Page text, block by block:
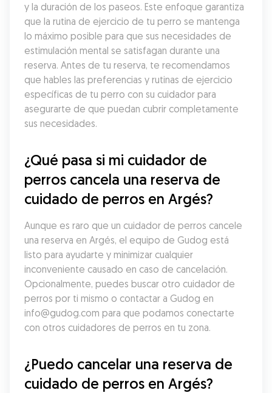
y la duración de los paseos. Este enfoque garantiza
que la rutina de ejercicio de tu perro se mantenga
lo máximo posible para que sus necesidades de
estimulación mental se satisfagan durante una
reserva. Antes de tu reserva, te recomendamos
que hables las preferencias y rutinas de ejercicio
específicas de tu perro con su cuidador para
asegurarte de que puedan cubrir completamente
sus necesidades.
¿Qué pasa si mi cuidador de
perros cancela una reserva de
cuidado de perros en Argés?
Aunque es raro que un cuidador de perros cancele
una reserva en Argés, el equipo de Gudog está
listo para ayudarte y minimizar cualquier
inconveniente causado en caso de cancelación.
Opcionalmente, puedes buscar otro cuidador de
perros por ti mismo o contactar a Gudog en
info@gudog.com para que podamos conectarte
con otros cuidadores de perros en tu zona.
¿Puedo cancelar una reserva de
cuidado de perros en Argés?